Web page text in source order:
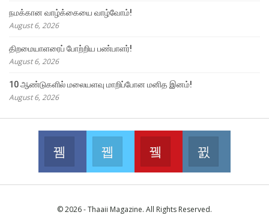
நமக்கான வாழ்க்கையை வாழ்வோம்!
August 6, 2026
திறமையாளரைப் போற்றிய பண்பாளர்!
August 6, 2026
10 ஆண்டுகளில் மலையளவு மாறிப்போன மனித இனம்!
August 6, 2026
Facebook
Join us on FacebookJoin us on Twitter
Youtube
Join us on Youtube
© 2026 - Thaaii Magazine. All Rights Reserved.